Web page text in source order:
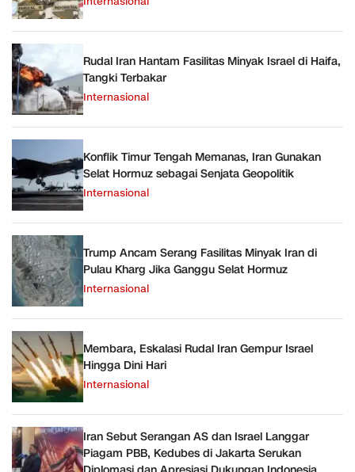
Rudal Iran Hantam Fasilitas Minyak Israel di Haifa,
Tangki Terbakar
Internasional
Konflik Timur Tengah Memanas, Iran Gunakan
Selat Hormuz sebagai Senjata Geopolitik
Internasional
Trump Ancam Serang Fasilitas Minyak Iran di
Pulau Kharg Jika Ganggu Selat Hormuz
Internasional
Membara, Eskalasi Rudal Iran Gempur Israel
Hingga Dini Hari
Internasional
Iran Sebut Serangan AS dan Israel Langgar
Piagam PBB, Kedubes di Jakarta Serukan